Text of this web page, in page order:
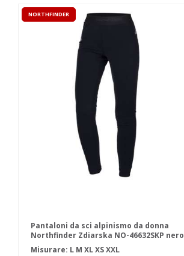
NORTHFINDER
Pantaloni da sci alpinismo da donna
Northfinder Zdiarska NO-46632SKP nero
nero
Misurare: L M XLXSXXL